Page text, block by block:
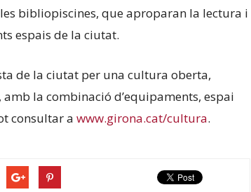
bibliopiscines, que aproparan la lectura i
espais de la ciutat.
de la ciutat per una cultura oberta,
la combinació d’equipaments, espai
consultar a www.girona.cat/cultura.